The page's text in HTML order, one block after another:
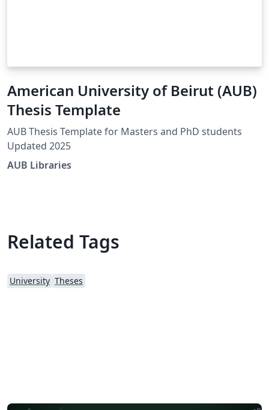
American University of Beirut (AUB)
Thesis Template
AUB Thesis Template for Masters and PhD students
Updated 2025
AUB Libraries
Related Tags
University Theses